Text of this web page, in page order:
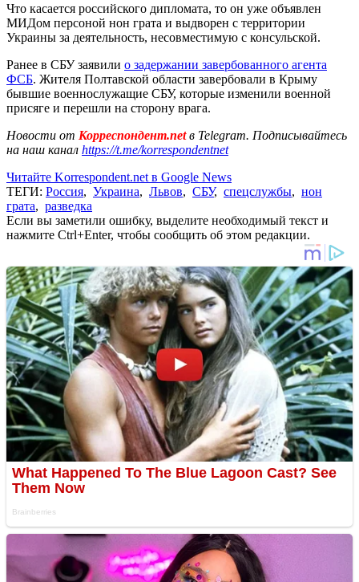
Что касается российского дипломата, то он уже объявлен
МИДом персоной нон грата и выдворен с территории
Украины за деятельность, несовместимую с консульской.
Ранее в СБУ заявили о задержании завербованного агента
ФСБ. Жителя Полтавской области завербовали в Крыму
бывшие военнослужащие СБУ, которые изменили военной
присяге и перешли на сторону врага.
Новости от Корреспондент.netв Telegram. Подписывайтесь
на наш канал https://t.me/korrespondentnet
Читайте Korrespondent.net в Google News
ТЕГИ: Россия, Украина, Львов, СБУ, спецслужбы, нон
грата, разведка
Если вы заметили ошибку, выделите необходимый текст и
нажмите Ctrl+Enter, чтобы сообщить об этом редакции.